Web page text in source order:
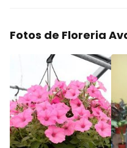
Fotos de Floreria